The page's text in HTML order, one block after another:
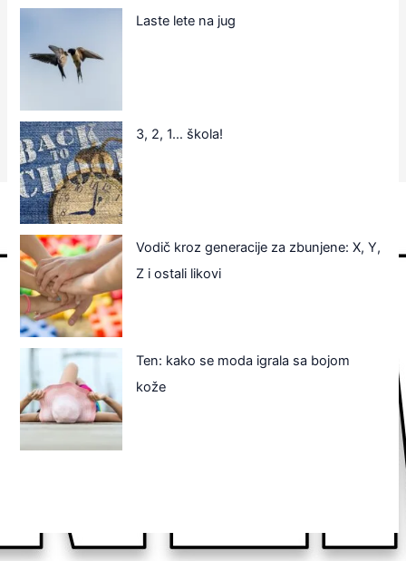
Laste lete na jug
3, 2, 1… škola!
Vodič kroz generacije za zbunjene: X, Y,
Z i ostali likovi
Ten: kako se moda igrala sa bojom
kože